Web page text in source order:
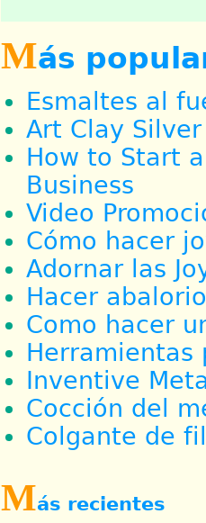
Más
Esmaltes al
Art Clay Silver
How to Start
Business
Video
Cómo hacer
Adornar las
Hacer
Como hacer
Herramientas
Inventive
Cocción del
Colgante de
Más recientes